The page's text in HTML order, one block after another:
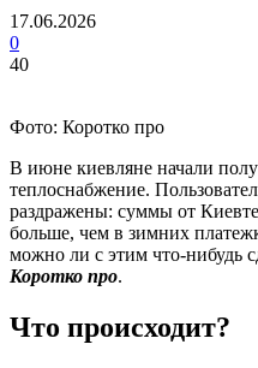
17.06.2026
0
40
Фото: Коротко про
В июне киевляне начали
теплоснабжение.
раздражены: суммы от
больше, чем в зимних
можно ли с этим что-нибудь
Коротко про.
Что происходит?